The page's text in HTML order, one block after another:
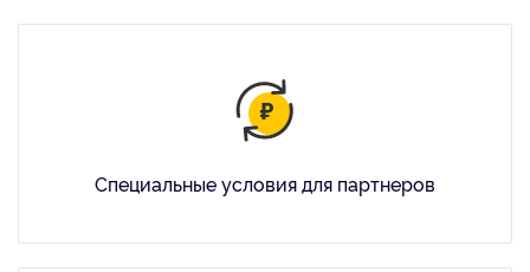
Специальные условия для партнеров